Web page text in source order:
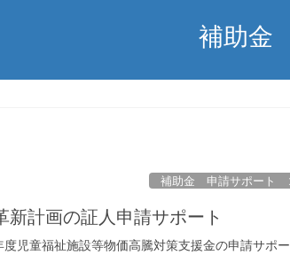
補助金
補助金 申請サポート
計画の証人申請サポート
児童福祉施設等物価高騰対策支援金の申請サポ